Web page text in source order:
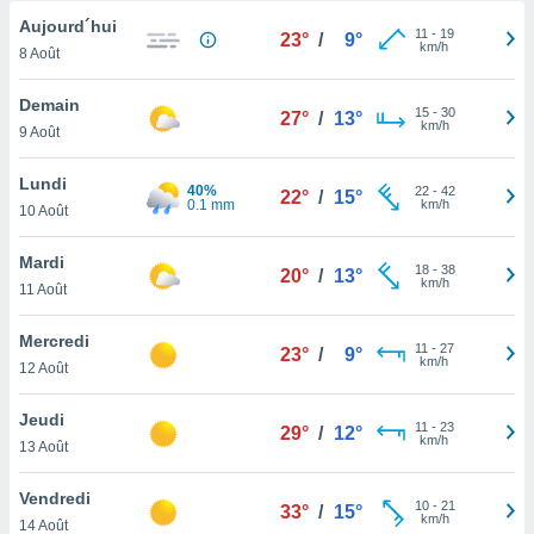
et
»,
au
vous
ou
de
ainsi
un
du
Aujourd´hui
8 Août
23° / 9° 11 - 19
km/h
Demain
9 Août
27° / 13° 15- 30
km/h
Lundi
10 Août
40%
0.1 mm
22° / 15° 22- 42
km/h
Mardi
11 Août
20° / 13° 18- 38
km/h
Mercredi
12 Août
23° / 9° 11 - 27
km/h
Jeudi
13 Août
29° / 12° 11 - 23
km/h
Vendredi
14 Août
33° / 15° 10- 21
km/h